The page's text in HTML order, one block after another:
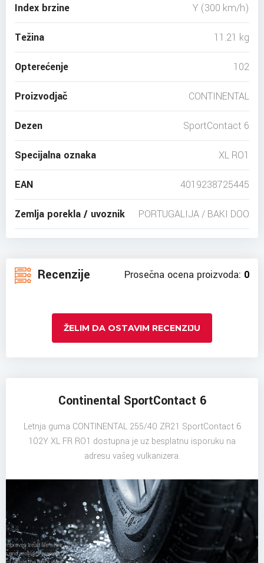
Index brzine Y (300 km/h)
Težina 11.21 kg
Opterećenje 102
Proizvodjač CONTINENTAL
Dezen SportContact 6
Specijalna oznaka XL RO1
EAN 4019238725445
Zemlja porekla / uvoznik PORTUGALIJA / BAKI DOO
Recenzije Prosečna ocena proizvoda: 0
ŽELIM DA OSTAVIM RECENZIJU
Continental SportContact 6
Letnja guma CONTINENTAL 255/40 ZR21 SportContact 6
102Y XL FR RO1 dostupna je uz besplatnu isporuku na
adresu vašeg vulkanizera.